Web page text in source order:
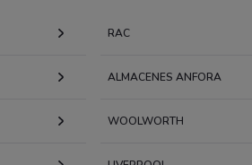
RAC
ALMACENES ANFORA
WOOLWORTH